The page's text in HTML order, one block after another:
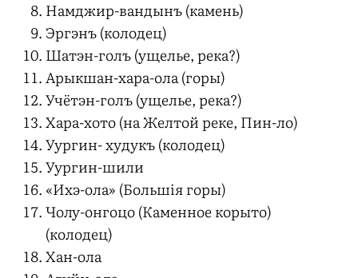
Намджир-вандынъ (камень)
Эргэнъ (колодец)
Шатэн-голъ (ущелье, река?)
Арыкшан-хара-ола (горы)
Учётэн-голъ (ущелье, река?)
Хара-хото (на Желтой реке, Пин-ло)
Уургин- худукъ (колодец)
Уургин-шили
«Ихэ-ола» (Большія горы)
Чолу-онгоцо (Каменное корыто)
(колодец)
Хан-ола